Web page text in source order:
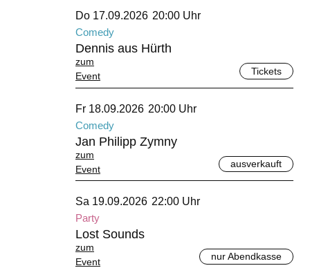
September 2026
Do 17.09.2026 20:00 Uhr
Comedy
Tickets
Dennis aus Hürth
zum
Event
September 2026
Fr 18.09.2026 20:00 Uhr
Comedy
ausverkauft
Jan Philipp Zymny
zum
Event
September 2026
Sa 19.09.2026 22:00 Uhr
Party
nur Abendkasse
Lost Sounds
zum
Event